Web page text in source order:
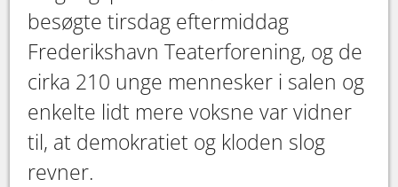
besøgte tirsdag eftermiddag
Frederikshavn Teaterforening, og de
cirka 210 unge mennesker i salen og
enkelte lidt mere voksne var vidner
til, at demokratiet og kloden slog
revner.